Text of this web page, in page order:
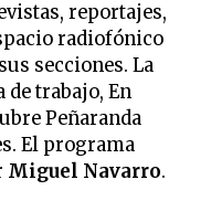
reportajes,
radiofónico
secciones. La
de trabajo, En
Peñaranda
El programa
Miguel Navarro.